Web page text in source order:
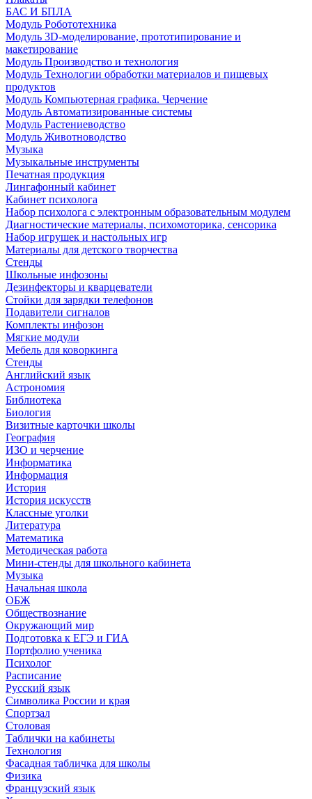
БАС И БПЛА
Модуль Робототехника
Модуль 3D-моделирование, прототипирование и
макетирование
Модуль Производство и технология
Модуль Технологии обработки материалов и пищевых
продуктов
Модуль Компьютерная графика. Черчение
Модуль Автоматизированные системы
Модуль Растениеводство
Модуль Животноводство
Музыка
Музыкальные инструменты
Печатная продукция
Лингафонный кабинет
Кабинет психолога
Набор психолога с электронным образовательным модулем
Диагностические материалы, психомоторика, сенсорика
Набор игрушек и настольных игр
Материалы для детского творчества
Стенды
Школьные инфозоны
Дезинфекторы и кварцеватели
Стойки для зарядки телефонов
Подавители сигналов
Комплекты инфозон
Мягкие модули
Мебель для коворкинга
Стенды
Английский язык
Астрономия
Библиотека
Биология
Визитные карточки школы
География
ИЗО и черчение
Информатика
Информация
История
История искусств
Классные уголки
Литература
Математика
Методическая работа
Мини-стенды для школьного кабинета
Музыка
Начальная школа
ОБЖ
Обществознание
Окружающий мир
Подготовка к ЕГЭ и ГИА
Портфолио ученика
Психолог
Расписание
Русский язык
Символика России и края
Спортзал
Столовая
Таблички на кабинеты
Технология
Фасадная табличка для школы
Физика
Французский язык